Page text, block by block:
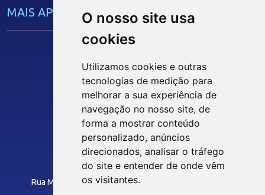
O nosso site usa
cookies
Utilizamos cookies e outras
tecnologias de medição para
melhorar a sua experiência de
navegação no nosso site, de
forma a mostrar conteúdo
personalizado, anúncios
direcionados, analisar o tráfego
do site e entender de onde vêm
os visitantes.
MAIS APRENDIZ
CAPACITAÇÃO EMPRESARIAL
OPORTUNIDADES
Siga nossas Redes Sociais
INTRANET
Instituto Euvaldo Lodi - Paraíba
Rua Manoel Gonçalves Guimarães, 195 - José Pinheiro